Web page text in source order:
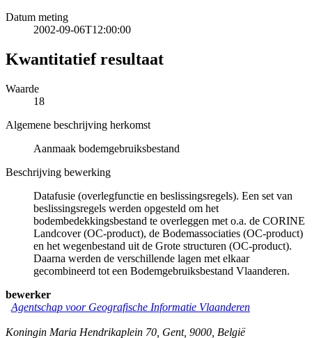
Datum meting
2002-09-06T12:00:00
Kwantitatief resultaat
Waarde
18
Algemene beschrijving herkomst
Aanmaak bodemgebruiksbestand
Beschrijving bewerking
Datafusie (overlegfunctie en beslissingsregels). Een set van
beslissingsregels werden opgesteld om het
bodembedekkingsbestand te overleggen met o.a. de CORINE
Landcover (OC-product), de Bodemassociaties (OC-product)
en het wegenbestand uit de Grote structuren (OC-product).
Daarna werden de verschillende lagen met elkaar
gecombineerd tot een Bodemgebruiksbestand Vlaanderen.
bewerker
Agentschap voor Geografische Informatie Vlaanderen
Koningin Maria Hendrikaplein 70 Gent, 9000 België